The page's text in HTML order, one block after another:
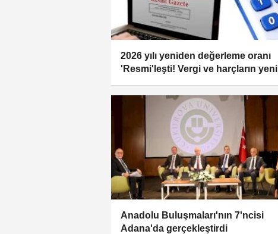
2026 yılı yeniden değerleme oranı
'Resmi'leşti! Vergi ve harçların yeni
Anadolu Buluşmaları'nın 7'ncisi
Adana'da gerçekleştirdi